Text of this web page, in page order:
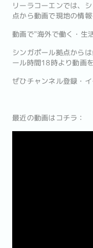
リーラコーエンでは、
点から動画で現地の情報
動画で"海外で働く・生
シンガポール拠点から
ール時間18時より動画
ぜひチャンネル登録・
最近の動画はコチラ：